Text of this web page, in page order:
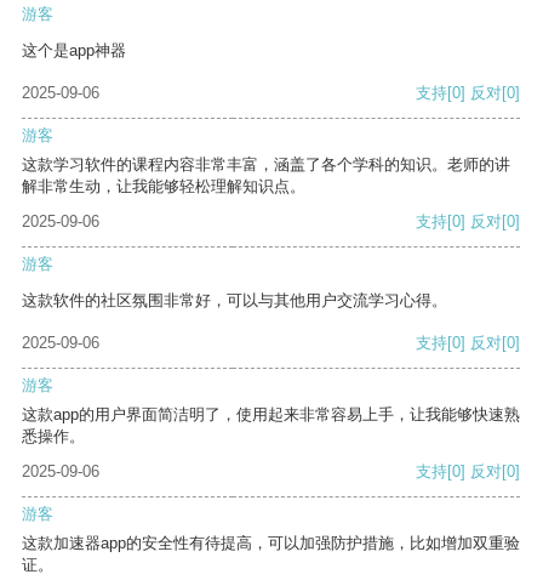
游客
这个是app神器
2025-09-06 支持[0] 反对[0]
游客
这款学习软件的课程内容非常丰富，涵盖了各个学科的知识。老师的讲
解非常生动，让我能够轻松理解知识点。
2025-09-06
支持[0] 反对[0]
游客
这款软件的社区氛围非常好，可以与其他用户交流学习心得。
2025-09-06 支持[0] 反对[0]
游客
这款app的用户界面简洁明了，使用起来非常容易上手，让我能够快速熟
悉操作。
2025-09-06
支持[0] 反对[0]
游客
这款加速器app的安全性有待提高，可以加强防护措施，比如增加双重验
证。